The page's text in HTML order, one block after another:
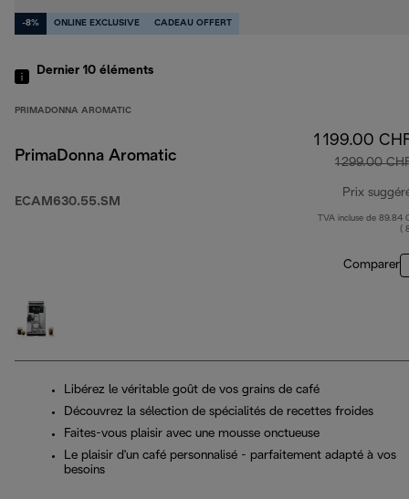
-8% ONLINE EXCLUSIVE CADEAU OFFERT
Dernier 10 éléments
PRIMADONNA AROMATIC
PrimaDonna Aromatic
ECAM630.55.SM
1 199.00
1 299.00
Prix
TVA incluse de 89.84
(
Comparer
Libérez le véritable goût de vos grains de café
Découvrez la sélection de spécialités de recettes froides
Faites-vous plaisir avec une mousse onctueuse
Le plaisir d'un café personnalisé - parfaitement adapté à vos
besoins